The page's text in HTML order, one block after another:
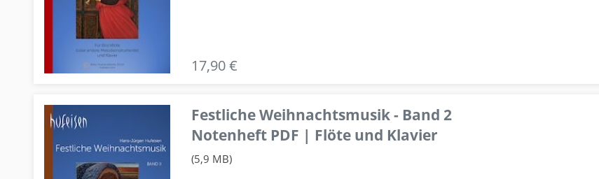
17,90 €
Festliche Weihnachtsmusik - Band 2
Notenheft PDF | Flöte und Klavier
(5,9 MB)